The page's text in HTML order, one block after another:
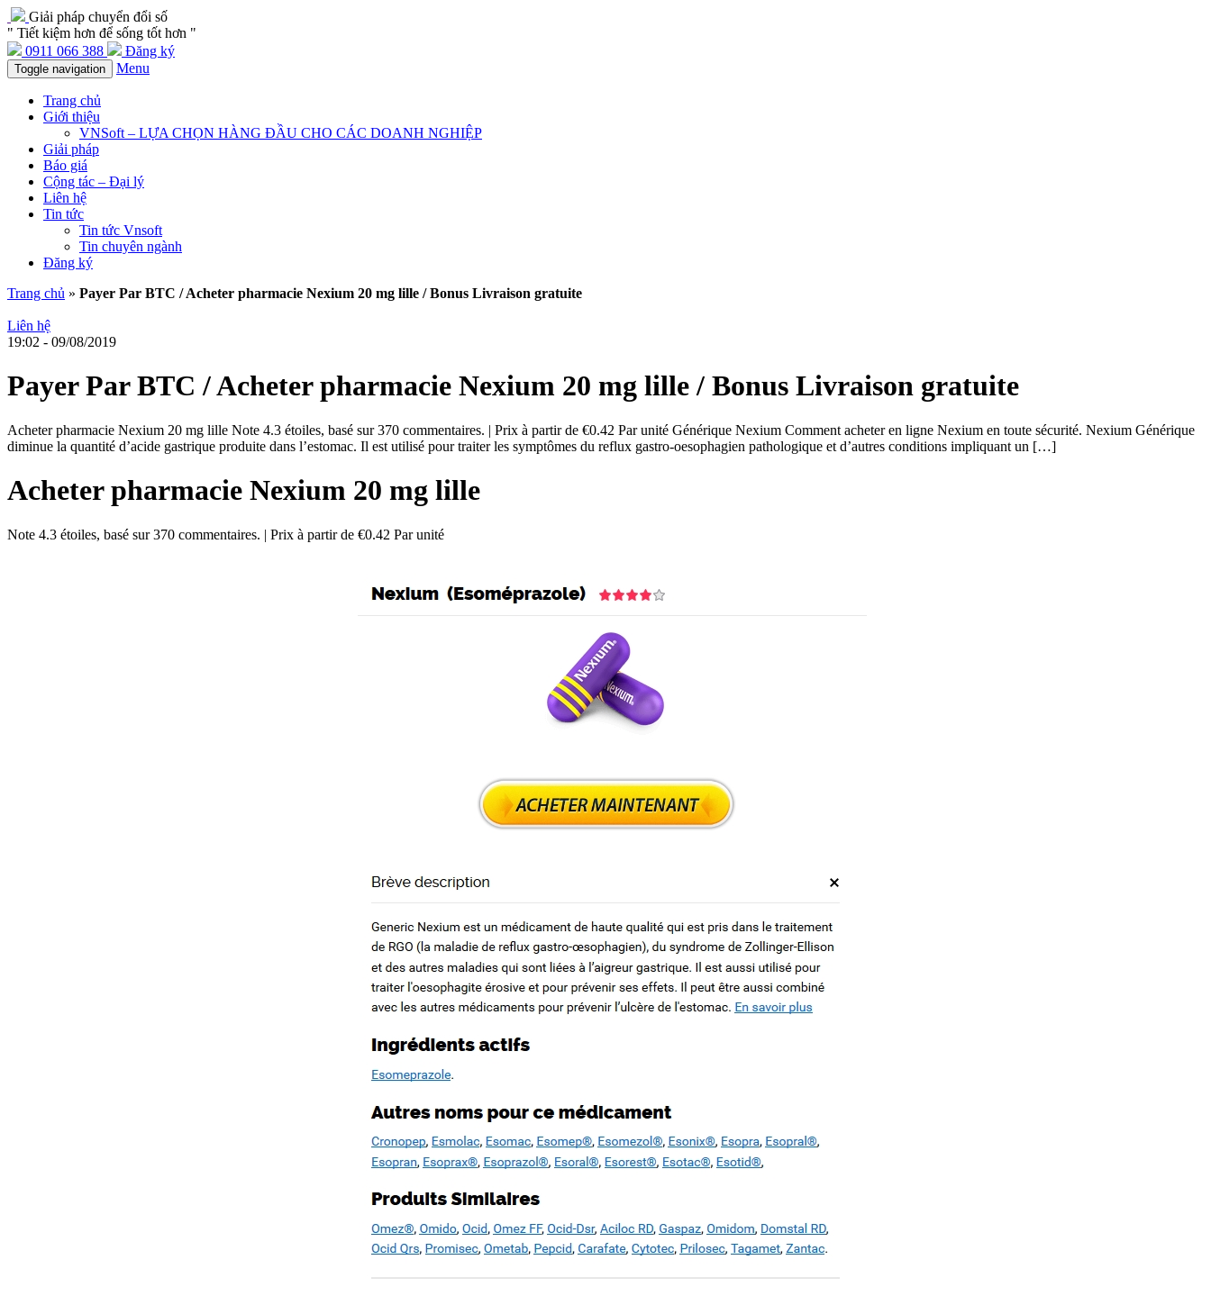
Giải pháp chuyển đổi số
" Tiết kiệm hơn để sống tốt hơn "
0911 066 388
Đăng ký
Toggle navigation Menu
Trang chủ
Giới thiệu
VNSoft – LỰA CHỌN HÀNG ĐẦU CHO CÁC DOANH NGHIỆP
Giải pháp
Báo giá
Cộng tác – Đại lý
Liên hệ
Tin tức
Tin tức Vnsoft
Tin chuyên ngành
Đăng ký
Trang chủ » Payer Par BTC / Acheter pharmacie Nexium 20 mg lille / Bonus Livraison gratuite
Liên hệ
19:02 - 09/08/2019
Payer Par BTC / Acheter pharmacie Nexium 20 mg lille / Bonus Livraison gratuite
Acheter pharmacie Nexium 20 mg lille Note 4.3 étoiles, basé sur 370 commentaires. | Prix à partir de €0.42 Par unité Générique Nexium Comment acheter en ligne Nexium en toute sécurité. Nexium Générique
diminue la quantité d’acide gastrique produite dans l’estomac. Il est utilisé pour traiter les symptômes du reflux gastro-oesophagien pathologique et d’autres conditions impliquant un […]
Acheter pharmacie Nexium 20 mg lille
Note 4.3 étoiles, basé sur370 commentaires. | Prix à partir de €0.42 Par unité